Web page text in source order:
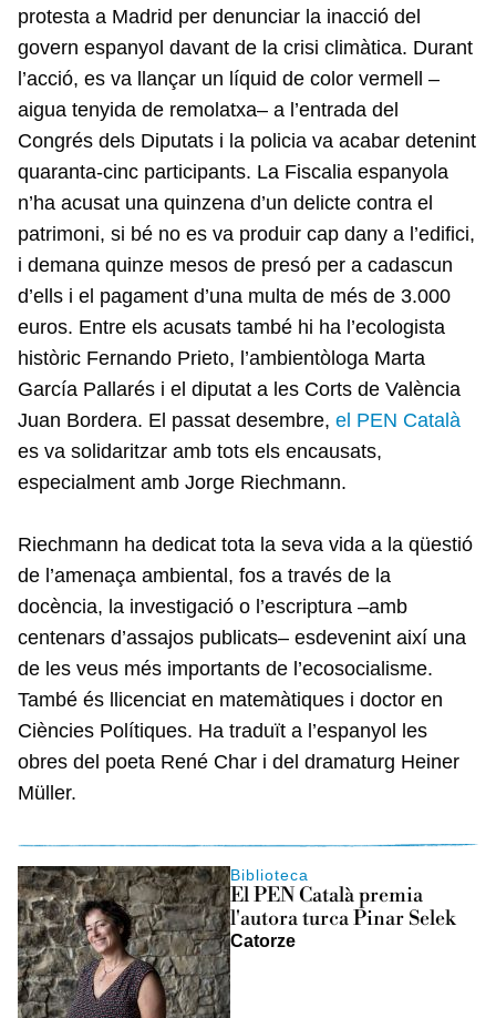
protesta a Madrid per denunciar la inacció del
govern espanyol davant de la crisi climàtica. Durant
l’acció, es va llançar un líquid de color vermell –
aigua tenyida de remolatxa– a l’entrada del
Congrés dels Diputats i la policia va acabar detenint
quaranta-cinc participants. La Fiscalia espanyola
n’ha acusat una quinzena d’un delicte contra el
patrimoni, si bé no es va produir cap dany a l’edifici,
i demana quinze mesos de presó per a cadascun
d’ells i el pagament d’una multa de més de 3.000
euros. Entre els acusats també hi ha l’ecologista
històric Fernando Prieto, l’ambientòloga Marta
García Pallarés i el diputat a les Corts de València
Juan Bordera. El passat desembre, el PEN Català
es va solidaritzar amb tots els encausats,
especialment amb Jorge Riechmann.
Riechmann ha dedicat tota la seva vida a la qüestió
de l’amenaça ambiental, fos a través de la
docència, la investigació o l’escriptura –amb
centenars d’assajos publicats– esdevenint així una
de les veus més importants de l’ecosocialisme.
També és llicenciat en matemàtiques i doctor en
Ciències Polítiques. Ha traduït a l’espanyol les
obres del poeta René Char i del dramaturg Heiner
Müller.
Biblioteca
El PEN Català premia
l'autora turca Pinar Selek
Catorze